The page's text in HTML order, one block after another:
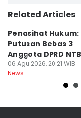
Related Articles
Penasihat Hukum:
Putusan Bebas 3
Anggota DPRD NTB
Bersifat Final
06 Agu 2026, 20:21 WIB
News